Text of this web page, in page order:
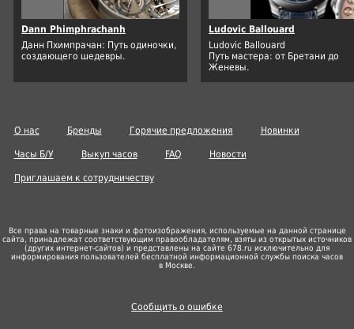
Dann Phimphrachanh
Данн Пхимпрачан: Путь одиночки,
создающего шедевры.
Ludovic Ballouard
Ludovic Ballouard
Путь мастера: от Бретани до
Женевы.
О нас Бренды Горячие предложения Новинки
Часы Б/У Выкуп часов FAQ Новости
Приглашаем к сотрудничеству
Все права на товарные знаки и фотоизображения, используемые на данной странице
сайта, принадлежат соответствующим правообладателям, взяты из открытых источников
(других интернет-сайтов) и представлены на сайте 678.ru исключительно для
информирования пользователей бесплатной информационной службы поиска часов
в Москве.
Сообщить о ошибке